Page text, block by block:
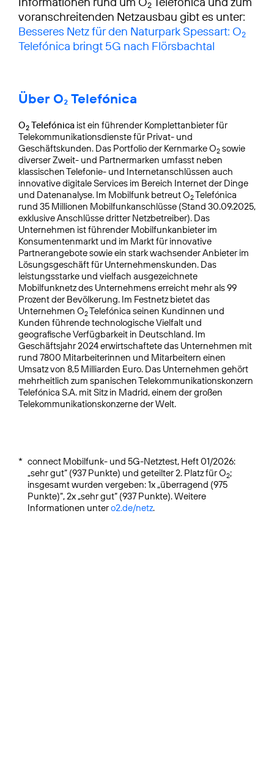
2
voranschreitenden Netzausbau gibt es unter:
Besseres Netz für den Naturpark Spessart: O2
Telefónica bringt 5G nach Flörsbachtal
Über O₂ Telefónica
O2 Telefónica ist ein führender Komplettanbieter für
Telekommunikationsdienste für Privat- und
Geschäftskunden. Das Portfolio der Kernmarke O2 sowie
diverser Zweit- und Partnermarken umfasst neben
klassischen Telefonie- und Internetanschlüssen auch
innovative digitale Services im Bereich Internet der Dinge
und Datenanalyse. Im Mobilfunk betreut O2Telefónica
rund 35 Millionen Mobilfunkanschlüsse (Stand 30.09.2025,
exklusive Anschlüsse dritter Netzbetreiber). Das
Unternehmen ist führender Mobilfunkanbieter im
Konsumentenmarkt und im Markt für innovative
Partnerangebote sowie ein stark wachsender Anbieter im
Lösungsgeschäft für Unternehmenskunden. Das
leistungsstarke und vielfach ausgezeichnete
Mobilfunknetz des Unternehmens erreicht mehr als 99
Prozent der Bevölkerung. Im Festnetz bietet das
Unternehmen O2Telefónica seinen Kundinnen und
Kunden führende technologische Vielfalt und
geografische Verfügbarkeit in Deutschland. Im
Geschäftsjahr 2024 erwirtschaftete das Unternehmen mit
rund 7800 Mitarbeiterinnen und Mitarbeitern einen
Umsatz von 8,5 Milliarden Euro. Das Unternehmen gehört
mehrheitlich zum spanischen Telekommunikationskonzern
Telefónica S.A. mit Sitz in Madrid, einem der großen
Telekommunikationskonzerne der Welt.
* connect Mobilfunk- und 5G-Netztest, Heft 01/2026:
„sehr gut“ (937 Punkte) und geteilter 2. Platz für O2;
insgesamt wurden vergeben: 1x „überragend (975
Punkte)“, 2x „sehr gut“ (937 Punkte). Weitere
Informationen untero2.de/netz.